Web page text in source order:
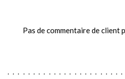
Pas de commentaire de client